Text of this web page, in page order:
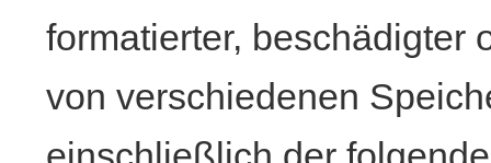
formatierter, beschädigter
von verschiedenen